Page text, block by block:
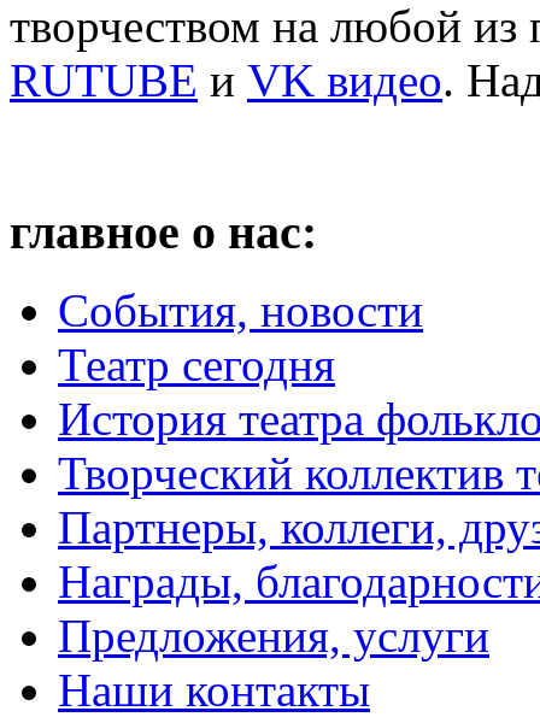
творчеством на любой
RUTUBE и VK видео.
главное о нас:
События, новости
Театр сегодня
История театра
Творческий коллектив
Партнеры, коллеги,
Награды,
Предложения, услуги
Наши контакты